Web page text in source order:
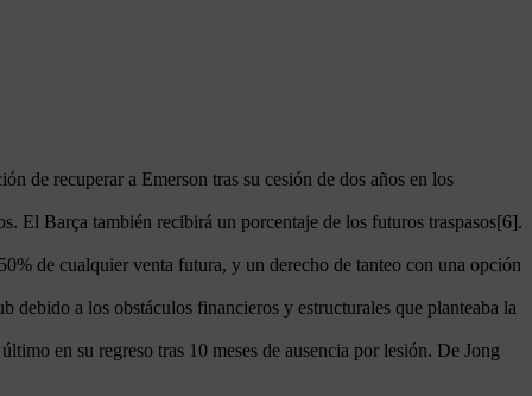
de recuperar a Emerson tras su cesión de dos años en los
El Barça también recibirá un porcentaje de los futuros traspasos[6].
de cualquier venta futura, y un derecho de tanteo con una opción
a los obstáculos financieros y estructurales que planteaba la
en su regreso tras 10 meses de ausencia por lesión. De Jong